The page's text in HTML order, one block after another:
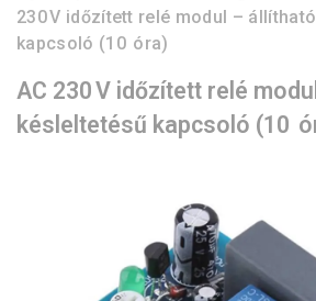
230 V időzített relé modul –
kapcsoló (10 óra)
AC 230 V időzített relé
késleltetésű kapcsoló (10